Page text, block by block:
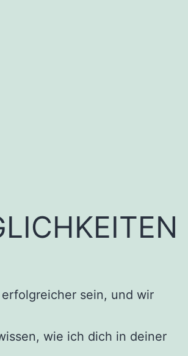
erfolgreicher sein, und wir
wie ich dich in deiner